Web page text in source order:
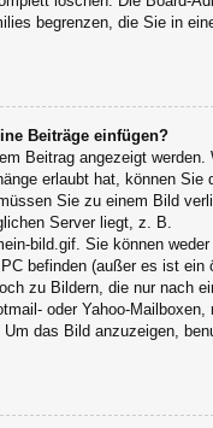
begrenzen, die Sie in
Beiträge einfügen?
Beitrag angezeigt werden.
erlaubt hat, können Sie
Sie zu einem Bild
Server liegt, z. B.
bild.gif. Sie können
befinden (außer es ist ein
zu Bildern, die nur nach
oder Yahoo-
das Bild anzuzeigen,